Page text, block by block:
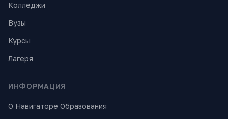
Колледжи
Вузы
Курсы
Лагеря
ИНФОРМАЦИЯ
О Навигаторе Образования